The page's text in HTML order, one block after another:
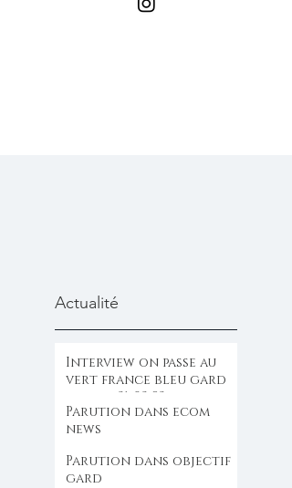
Actualité
Interview on passe au
vert france bleu gard
lozere 31-03-23
Parution dans ecom
news
Parution dans objectif
gard